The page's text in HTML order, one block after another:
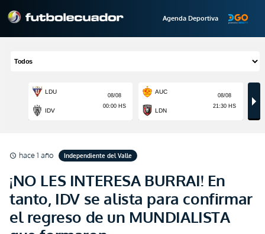
Agenda Deportiva
schedule hace 1 año Independiente del Valle
¡NO LES INTERESA BURRAI! En
tanto, IDV se alista para confirmar
el regreso de un MUNDIALISTA